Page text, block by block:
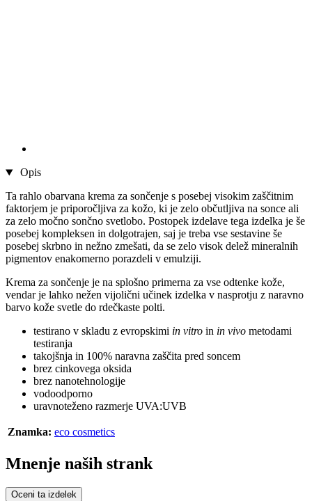
Opis
Ta rahlo obarvana krema za sončenje s posebej visokim zaščitnim
faktorjem je priporočljiva za kožo, ki je zelo občutljiva na sonce ali
za zelo močno sončno svetlobo. Postopek izdelave tega izdelka je še
posebej kompleksen in dolgotrajen, saj je treba vse sestavine še
posebej skrbno in nežno zmešati, da se zelo visok delež mineralnih
pigmentov enakomerno porazdeli v emulziji.
Krema za sončenje je na splošno primerna za vse odtenke kože,
vendar je lahko nežen vijolični učinek izdelka v nasprotju z naravno
barvo kože svetle do rdečkaste polti.
testirano v skladu z evropskimi in vitro in in vivo metodami
testiranja
takojšnja in 100% naravna zaščita pred soncem
brez cinkovega oksida
brez nanotehnologije
vodoodporno
uravnoteženo razmerje UVA:UVB
Znamka: eco cosmetics
Mnenje naših strank
Oceni ta izdelek